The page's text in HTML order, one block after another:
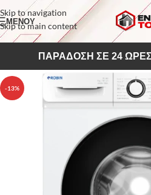
Skip to navigation
Skip to main content
ΜΕΝΟΥ
ΠΑΡΑΔΟΣΗ ΣΕ 24 ΩΡΕΣ
-13%